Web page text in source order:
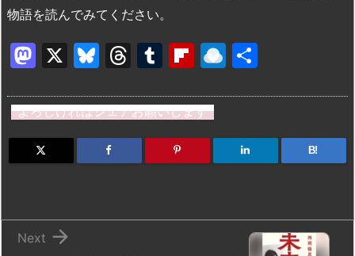
物語を読んでみてください。
M
st
o
d
X
Bl
e
s
k
T
e
a
d
T
m
bl
r
Fl
b
o
ar
R
n
dr
o
よろしければシェアお願いします
B!

Next